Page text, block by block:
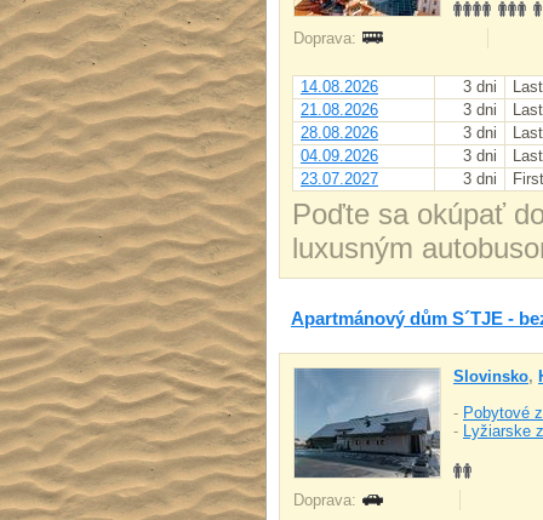
Doprava:
14.08.2026 3 dni
21.08.2026
3 dni
28.08.2026
3 dni
04.09.2026
3 dni
23.07.2027
3 dni
Poďte sa okúpať
luxusným
Apartmánový dům S´TJE -
Slovinsko,
- Pobytové
- Lyžiarske
Doprava: